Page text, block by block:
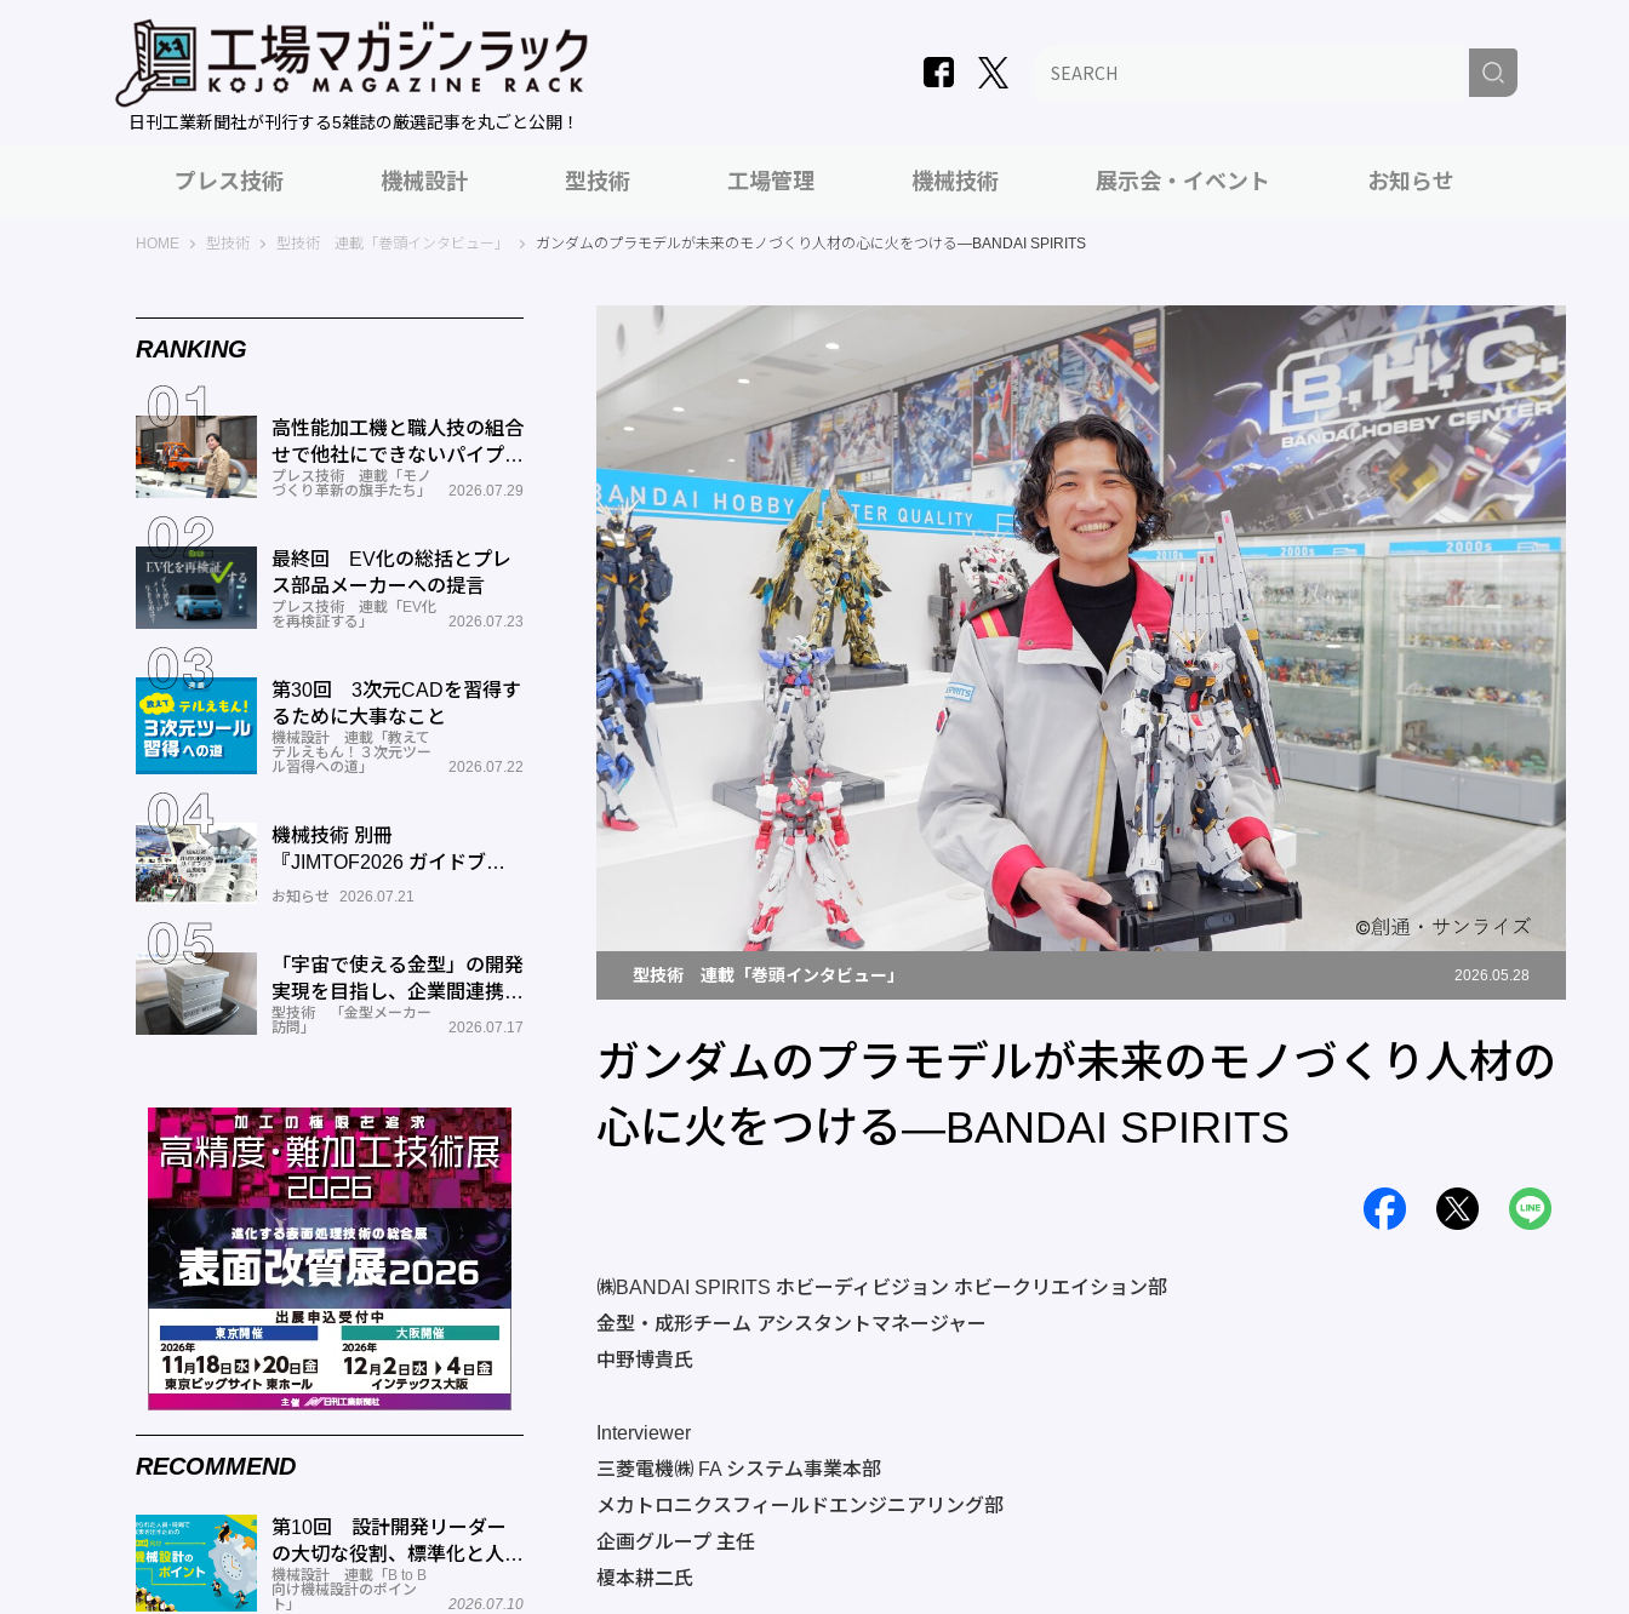
日刊工業新聞社が刊行する5雑誌の厳選記事を丸ごと公開！
プレス技術 機械設計 型技術 工場管理 機械技術 展示会・イベント お知らせ
HOME 工場マガジンラック｜日刊工業新聞社
型技術 型技術 連載「巻頭インタビュー」 ガンダムのプラモデルが未来のモノづくり人材の心に火をつける―BANDAI SPIRITS
型技術 連載「巻頭インタビュー」 2026.05.28
ガンダムのプラモデルが未来のモノづくり人材の
心に火をつける―BANDAI SPIRITS
㈱BANDAI SPIRITS ホビーディビジョン ホビークリエイション部
金型・成形チーム アシスタントマネージャー
中野博貴氏
Interviewer
三菱電機㈱ FA システム事業本部
メカトロニクスフィールドエンジニアリング部
企画グループ 主任
榎本耕二氏
RANKING
高性能加工機と職人技の組合
せで他社にできないパイプ曲
げを実現―ミナミ技研
プレス技術 連載「モノ
づくり革新の旗手たち」
2026.07.29
最終回 EV化の総括とプレ
ス部品メーカーへの提言
プレス技術 連載「EV化
を再検証する」
2026.07.23
第30回 3次元CADを習得す
るために大事なこと
機械設計 連載「教えて
テルえもん！３次元ツー
ル習得への道」
2026.07.22
機械技術 別冊
『JIMTOF2026 ガイドブッ
ク』出展機種ガイドご入力の
お知らせ 2026.07.21
「宇宙で使える金型」の開発
実現を目指し、企業間連携を
推進―ワールド工業
型技術 「金型メーカー
訪問」
2026.07.17
RECOMMEND
第10回 設計開発リーダー
の大切な役割、標準化と人材
育成
機械設計 連載「B to B
向け機械設計のポイン
ト」
2026.07.10